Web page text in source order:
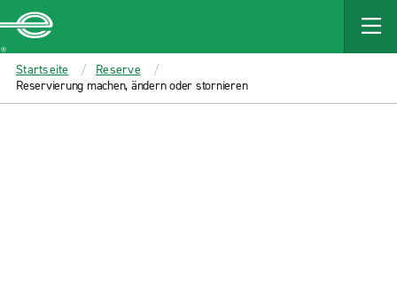
MAIN
CONTENT
Enterprise
Startseite
Reserve
Reservierung machen, ändern oder stornieren